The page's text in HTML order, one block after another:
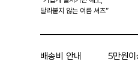
달라붙지 않는 여름 셔츠”
배송비 안내 5만원